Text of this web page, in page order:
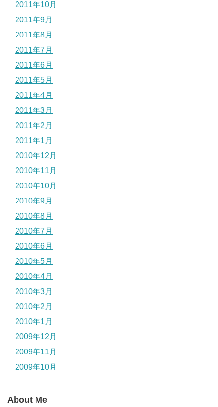
2011年10月
2011年9月
2011年8月
2011年7月
2011年6月
2011年5月
2011年4月
2011年3月
2011年2月
2011年1月
2010年12月
2010年11月
2010年10月
2010年9月
2010年8月
2010年7月
2010年6月
2010年5月
2010年4月
2010年3月
2010年2月
2010年1月
2009年12月
2009年11月
2009年10月
About Me